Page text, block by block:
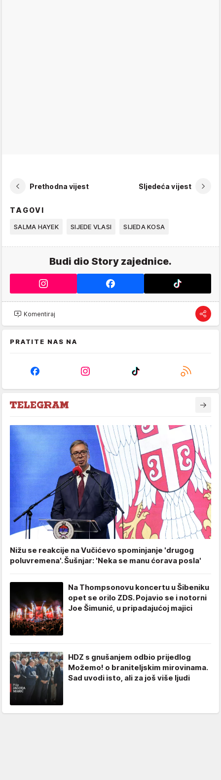
Prethodna vijest Sljedeća vijest
TAGOVI
SALMA HAYEK SIJEDE VLASI SIJEDA KOSA
Budi dio Story zajednice.
Komentiraj
PRATITE NAS NA
Nižu se reakcije na Vučićevo spominjanje 'drugog
poluvremena'. Šušnjar: 'Neka se manu ćorava posla'
Na Thompsonovu koncertu u Šibeniku
opet se orilo ZDS. Pojavio se i notorni
Joe Šimunić, u pripadajućoj majici
HDZ s gnušanjem odbio prijedlog
Možemo! o braniteljskim mirovinama.
Sad uvodi isto, ali za još više ljudi